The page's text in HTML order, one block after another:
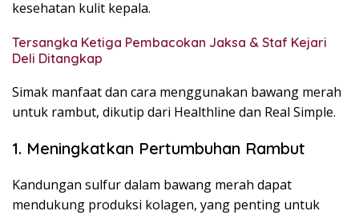
i
a
s
!
kesehatan kulit kepala.
Tersangka Ketiga Pembacokan Jaksa & Staf Kejari
Deli Ditangkap
Simak manfaat dan cara menggunakan bawang merah
untuk rambut, dikutip dari Healthline dan Real Simple.
1. Meningkatkan Pertumbuhan Rambut
Kandungan sulfur dalam bawang merah dapat
mendukung produksi kolagen, yang penting untuk